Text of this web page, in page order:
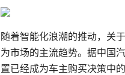
随着智能化浪潮的推动，关
为市场的主流趋势。据中国
置已经成为车主购买决策中